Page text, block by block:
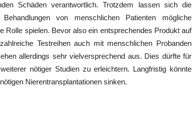
Schäden verantwortlich. Trotzdem lassen sich die
von menschlichen Patienten mögliche
Rolle spielen. Bevor also ein entsprechendes Produkt auf
Testreihen auch mit menschlichen Probanden
allerdings sehr vielversprechend aus. Dies dürfte für
nötiger Studien zu erleichtern. Langfristig könnte
Nierentransplantationen sinken.